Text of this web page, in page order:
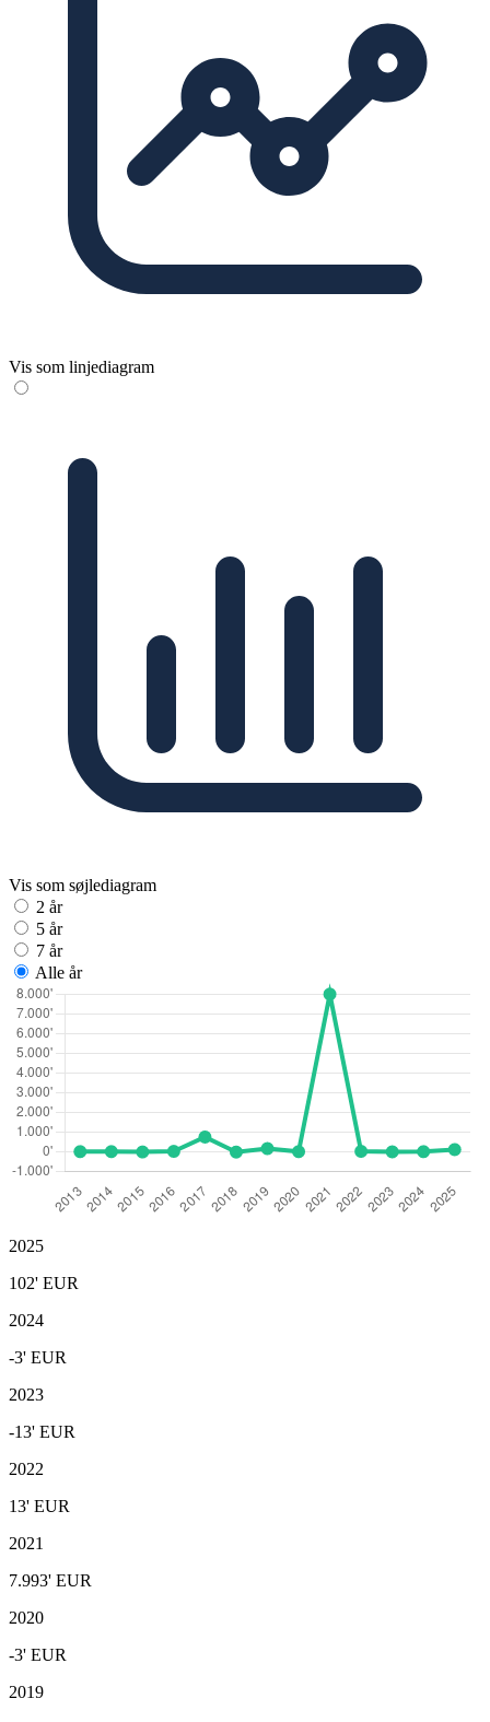
Vis som linjediagram
Vis som søjlediagram
2 år
5 år
7 år
Alle år
2025
102' EUR
2024
-3' EUR
2023
-13' EUR
2022
13' EUR
2021
7.993' EUR
2020
-3' EUR
2019